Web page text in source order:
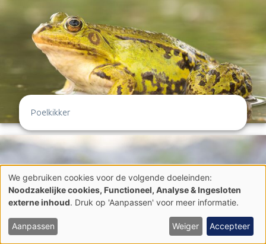
Poelkikker
Gebruik
van
persoonsgegevens
cookies
We gebruiken cookies voor de volgende doeleinden:
Noodzakelijke cookies, Functioneel, Analyse & Ingesloten
externe inhoud. Druk op 'Aanpassen' voor meer informatie.
Aanpassen Weiger Accepteer